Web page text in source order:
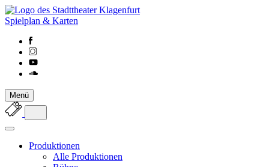
Spielplan & Karten
Menü
Produktionen
Alle Produktionen